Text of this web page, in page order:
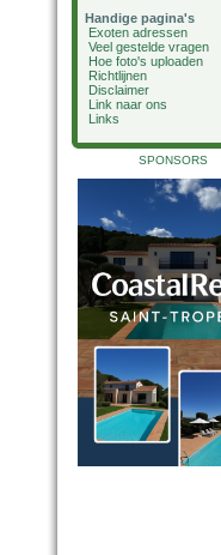
Handige pagina's
Exoten adressen
Veel gestelde vragen
Hoe foto's uploaden
Richtlijnen
Disclaimer
Link naar ons
Links
SPONSORS